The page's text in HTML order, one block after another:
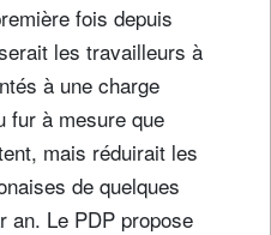
fois depuis
les travailleurs à
à une charge
fur à mesure que
mais réduirait les
de quelques
an. Le PDP propose